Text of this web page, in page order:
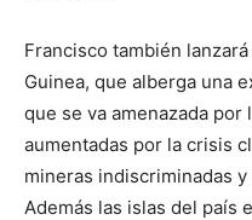
Francisco también
Guinea, que alberga una
que se va amenazada
aumentadas por la crisis
mineras indiscriminadas
Además las islas del país